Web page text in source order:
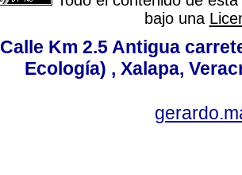
bajo una
Calle Km 2.5 Antigua
Ecología) , Xalapa,